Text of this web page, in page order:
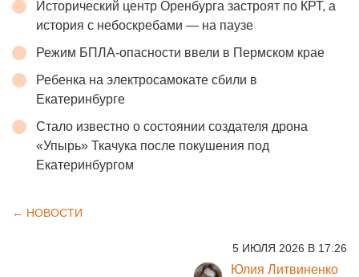
Исторический центр Оренбурга застроят по КРТ, а
история с небоскребами — на паузе
Режим БПЛА-опасности ввели в Пермском крае
Ребенка на электросамокате сбили в
Екатеринбурге
Стало известно о состоянии создателя дрона
«Упырь» Ткачука после покушения под
Екатеринбургом
← НОВОСТИ
5 ИЮЛЯ 2026 В 17:26
Юлия Литвиненко